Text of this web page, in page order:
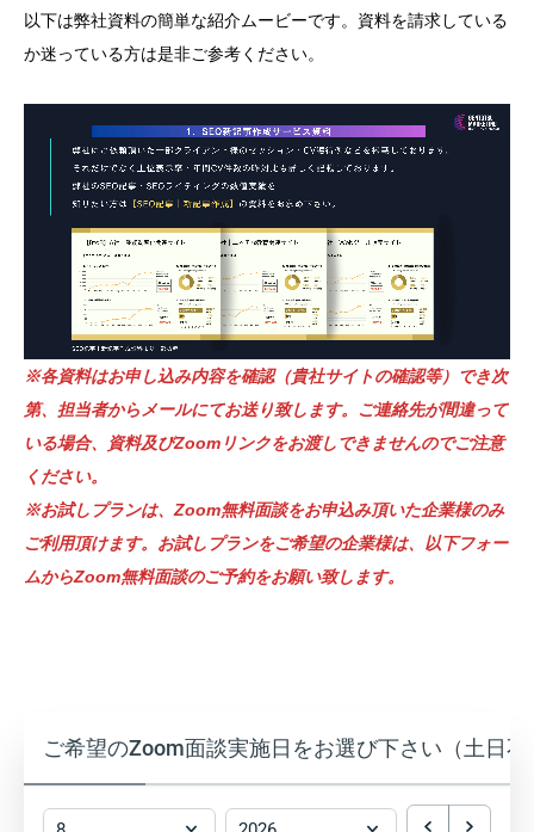
以下は弊社資料の簡単な紹介ムービーです。資料を請求している
か迷っている方は是非ご参考ください。
※各資料はお申し込み内容を確認（貴社サイトの確認等）でき次
第、担当者からメールにてお送り致します。ご連絡先が間違って
いる場合、資料及びZoomリンクをお渡しできませんのでご注意
ください。
※お試しプランは、Zoom無料面談をお申込み頂いた企業様のみ
ご利用頂けます。お試しプランをご希望の企業様は、以下フォー
ムからZoom無料面談のご予約をお願い致します。
ご希望のZoom面談実施日をお選び下さい（土日不